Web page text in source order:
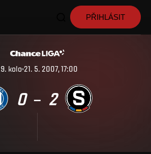
PŘIHLÁSIT
. kolo 21. 5. 2007, 17:00
0 – 2